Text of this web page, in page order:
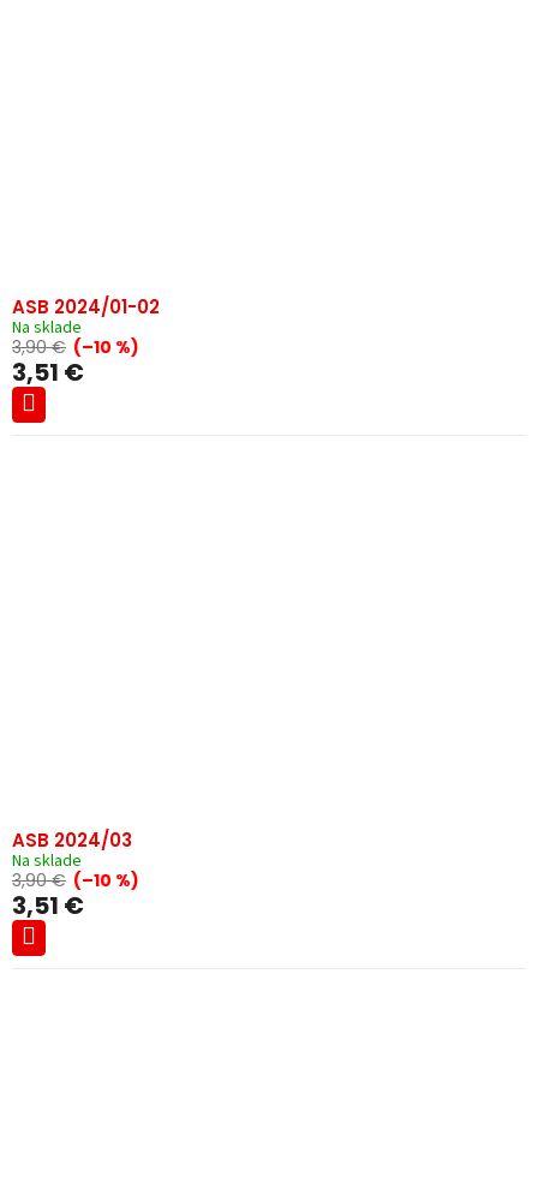
ASB 2024/01-02
Na sklade
3,90 € (–10 %)
3,51 €
ASB 2024/03
Na sklade
3,90 € (–10 %)
3,51 €